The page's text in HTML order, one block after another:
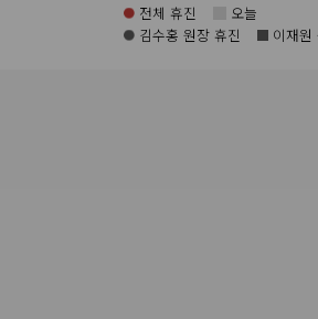
전체 휴진
오늘
김수홍 원장 휴진
이재원